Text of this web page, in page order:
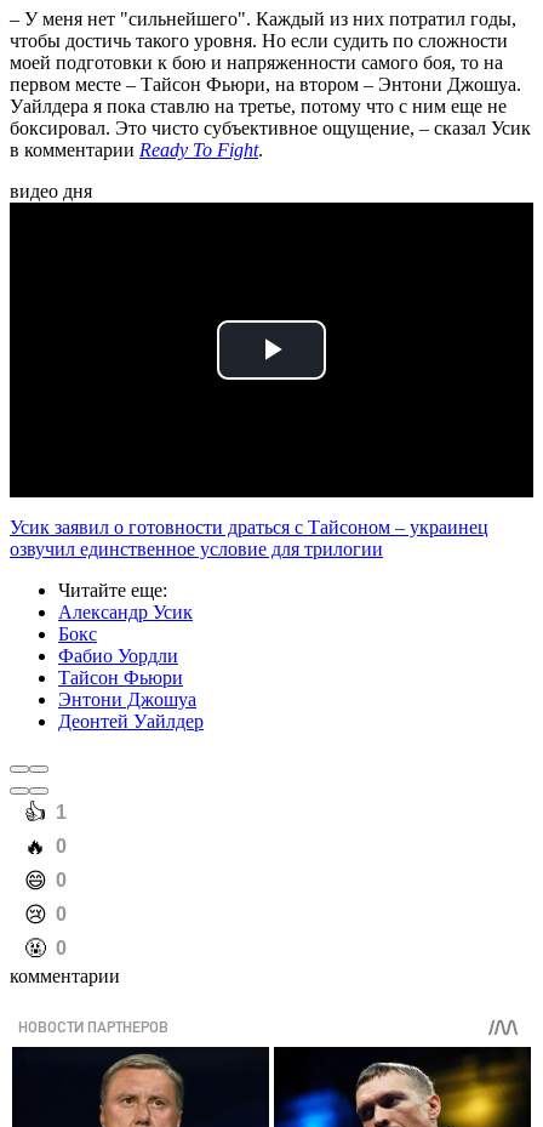
– У меня нет "сильнейшего". Каждый из них потратил годы,
чтобы достичь такого уровня. Но если судить по сложности
моей подготовки к бою и напряженности самого боя, то на
первом месте – Тайсон Фьюри, на втором – Энтони Джошуа.
Уайлдера я пока ставлю на третье, потому что с ним еще не
боксировал. Это чисто субъективное ощущение, – сказал Усик
в комментарии Ready To Fight.
видео дня
Play
Усик заявил о готовности драться с Тайсоном – украинец
озвучил единственное условие для трилогии
Читайте еще:
Александр Усик
Бокс
Фабио Уордли
Тайсон Фьюри
Энтони Джошуа
Деонтей Уайлдер
️👍 1
️🔥 0
️😄 0
️😢 0
️🤬 0
комментарии